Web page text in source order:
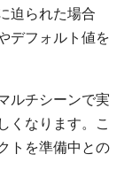
迫られた場合
デフォルト値を
ルチシーンで実
くなります。こ
トを準備中との